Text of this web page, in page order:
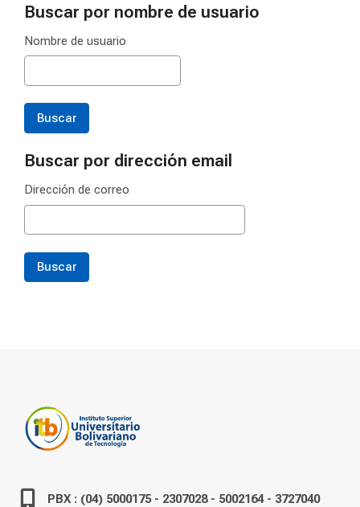
Buscar por nombre de usuario
Buscar por nombre de usuario
Nombre de usuario
Buscar por dirección email
Buscar por dirección email
Dirección de correo
PBX : (04) 5000175 - 2307028 - 5002164 - 3727040